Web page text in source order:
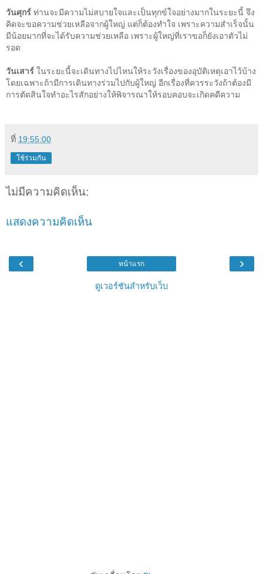
วันศุกร์ ท่านจะมีความไม่สบายใจและเป็นทุกข์ใจอย่างมากในระยะนี้ จึง
คิดจะขอความช่วยเหลือจากผู้ใหญ่ แต่ก็ต้องทำใจ เพราะความสำเร็จนั้น
มีน้อยมากที่จะได้รับความช่วยเหลือ เพราะผู้ใหญ่ที่เราขอก็ยังเอาตัวไม่
รอด
วันเสาร์ ในระยะนี้จะเดินทางไปไหนให้ระวังเรื่องของอุบัติเหตุเอาไว้บ้าง
โดยเฉพาะถ้ามีการเดินทางร่วมไปกับผู้ใหญ่ อีกเรื่องที่ควรระวังถ้าต้องมี
การตัดสินใจทำอะไรสักอย่างให้พิจารณาให้รอบคอบจะเกิดคดีความ
ที่ 19:55:00
ใช้ร่วมกัน
ไม่มีความคิดเห็น:
แสดงความคิดเห็น
‹ ›
หน้าแรก
ดูเวอร์ชันสำหรับเว็บ